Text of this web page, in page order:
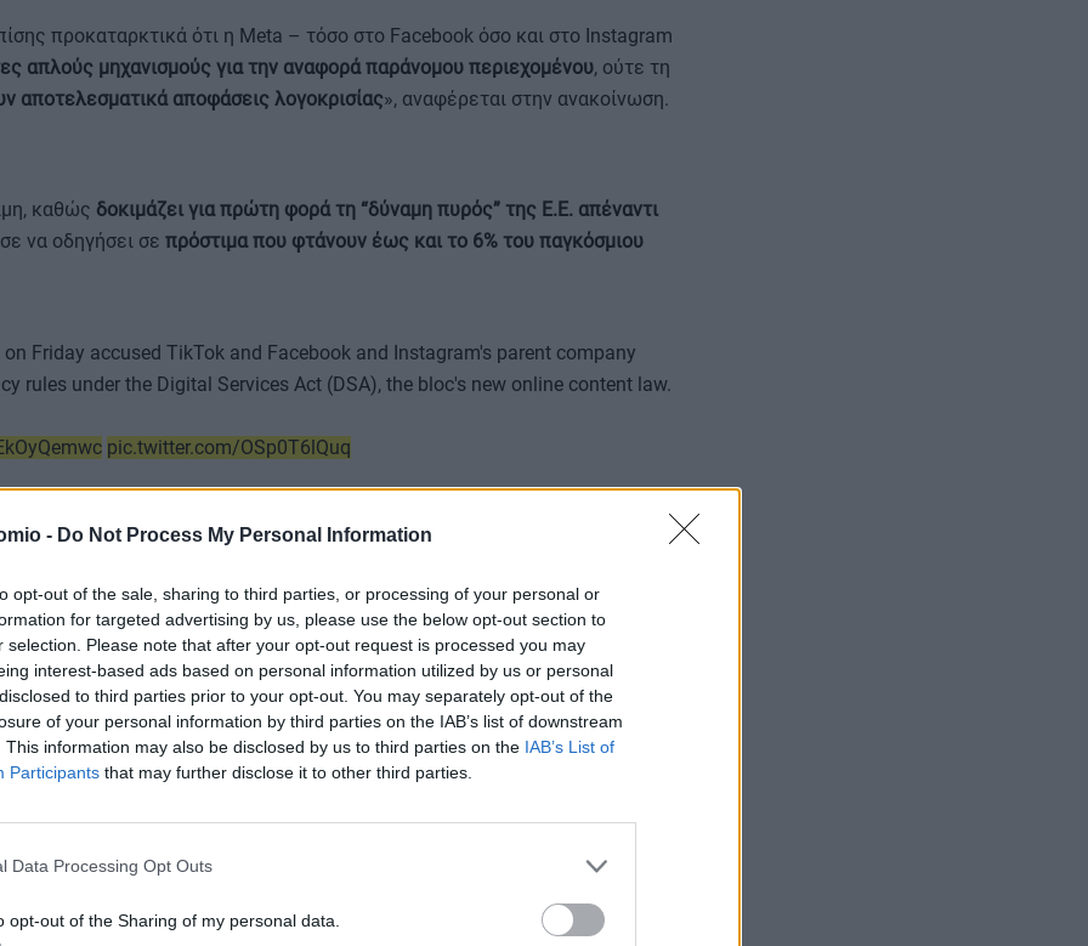
- Do Not Process My Personal Information
opt-out of the sale, sharing to third parties, or processing of your personal or
for targeted advertising by us, please use the below opt-out section to
selection. Please note that after your opt-out request is processed you may
interest-based ads based on personal information utilized by us or personal
to third parties prior to your opt-out. You may separately opt-out of the
of your personal information by third parties on the IAB’s list of downstream
This information may also be disclosed by us to third parties on the IAB’s List of
Participants that may further disclose it to other third parties.
Data Processing Opt Outs
opt-out of the Sharing of my personal data.
προκαταρκτικά ότι η Meta – τόσο στο Facebook όσο και στο Instagram
απλούς μηχανισμούς για την αναφορά παράνομου περιεχομένου, ούτε τη
αποτελεσματικά αποφάσεις λογοκρισίας», αναφέρεται στην ανακοίνωση.
καθώς δοκιμάζει για πρώτη φορά τη “δύναμη πυρός” της Ε.Ε. απέναντι
να οδηγήσει σε πρόστιμα που φτάνουν έως και το 6% του παγκόσμιου
Friday accused TikTok and Facebook and Instagram's parent company
rules under the Digital Services Act (DSA), the bloc's new online content law.
pic.twitter.com/OSp0T6lQuq
Υπηρεσίες
που τέθηκε σε ισχύ πρόσφατα, στοχεύει να επιβάλειαυστηρότερους
και ευθύνης
στις μεγάλες πλατφόρμες, υποχρεώνοντάς τες να
απόπαράνομο, ψευδές ή επιβλαβές περιεχόμενο.
παράλληλα παραβιάσεις βάσει του Νόμου για τις Ψηφιακές Αγορές (Digital
τον ανταγωνισμό στις ψηφιακές αγορές.
οι επιπτώσεις